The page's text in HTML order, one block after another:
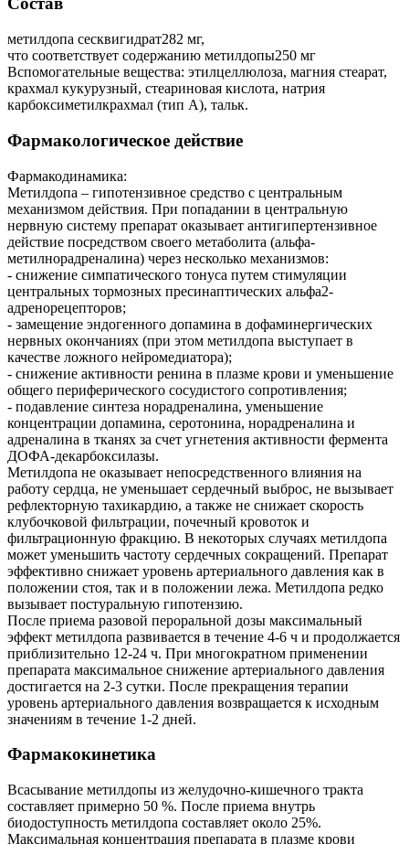
метилдопа сесквигидрат282 мг,
что соответствует содержанию метилдопы250 мг
Вспомогательные вещества: этилцеллюлоза, магния стеарат,
крахмал кукурузный, стеариновая кислота, натрия
карбоксиметилкрахмал (тип А), тальк.
Фармакологическое действие
Фармакодинамика:
Метилдопа – гипотензивное средство с центральным
механизмом действия. При попадании в центральную
нервную систему препарат оказывает антигипертензивное
действие посредством своего метаболита (альфа-
метилнорадреналина) через несколько механизмов:
- снижение симпатического тонуса путем стимуляции
центральных тормозных пресинаптических альфа2-
адренорецепторов;
- замещение эндогенного допамина в дофаминергических
нервных окончаниях (при этом метилдопа выступает в
качестве ложного нейромедиатора);
- снижение активности ренина в плазме крови и уменьшение
общего периферического сосудистого сопротивления;
- подавление синтеза норадреналина, уменьшение
концентрации допамина, серотонина, норадреналина и
адреналина в тканях за счет угнетения активности фермента
ДОФА-декарбоксилазы.
Метилдопа не оказывает непосредственного влияния на
работу сердца, не уменьшает сердечный выброс, не вызывает
рефлекторную тахикардию, а также не снижает скорость
клубочковой фильтрации, почечный кровоток и
фильтрационную фракцию. В некоторых случаях метилдопа
может уменьшить частоту сердечных сокращений. Препарат
эффективно снижает уровень артериального давления как в
положении стоя, так и в положении лежа. Метилдопа редко
вызывает постуральную гипотензию.
После приема разовой пероральной дозы максимальный
эффект метилдопа развивается в течение 4-6 ч и продолжается
приблизительно 12-24 ч. При многократном применении
препарата максимальное снижение артериального давления
достигается на 2-3 сутки. После прекращения терапии
уровень артериального давления возвращается к исходным
значениям в течение 1-2 дней.
Фармакокинетика
Всасывание метилдопы из желудочно-кишечного тракта
составляет примерно 50 %. После приема внутрь
биодоступность метилдопа составляет около 25%.
Максимальная концентрация препарата в плазме крови